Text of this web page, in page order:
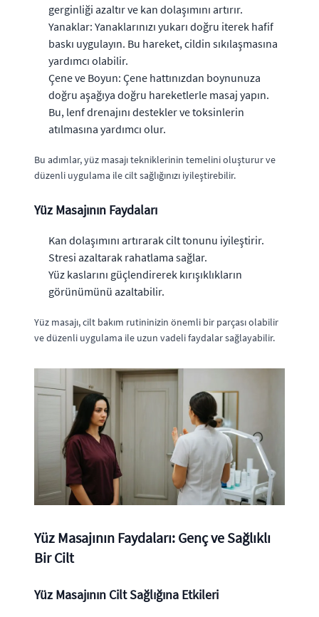
gerginliği azaltır ve kan dolaşımını artırır.
Yanaklar: Yanaklarınızı yukarı doğru iterek hafif
baskı uygulayın. Bu hareket, cildin sıkılaşmasına
yardımcı olabilir.
Çene ve Boyun: Çene hattınızdan boynunuza
doğru aşağıya doğru hareketlerle masaj yapın.
Bu, lenf drenajını destekler ve toksinlerin
atılmasına yardımcı olur.
Bu adımlar, yüz masajı tekniklerinin temelini oluşturur ve
düzenli uygulama ile cilt sağlığınızı iyileştirebilir.
Yüz Masajının Faydaları
Kan dolaşımını artırarak cilt tonunu iyileştirir.
Stresi azaltarak rahatlama sağlar.
Yüz kaslarını güçlendirerek kırışıklıkların
görünümünü azaltabilir.
Yüz masajı, cilt bakım rutininizin önemli bir parçası olabilir
ve düzenli uygulama ile uzun vadeli faydalar sağlayabilir.
Yüz Masajının Faydaları: Genç ve Sağlıklı
Bir Cilt
Yüz Masajının Cilt Sağlığına Etkileri